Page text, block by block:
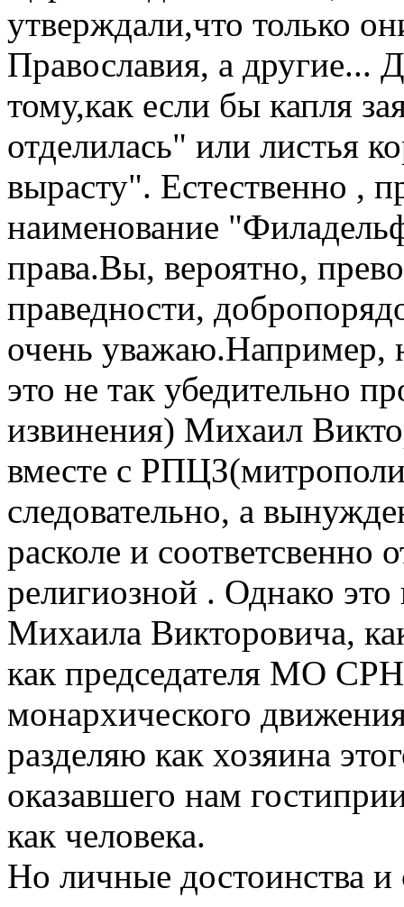
утверждали,что только
Православия, а другие...
тому,как если бы капля
отделилась" или листья
вырасту". Естественно ,
наименование
права.Вы, вероятно,
праведности,
очень уважаю.Например,
это не так убедительно
извинения) Михаил
вместе с
следовательно, а
расколе и соответсвенно
религиозной . Однако
Михаила Викторовича,
как председателя МО
монархического
разделяю как хозяина
оказавшего нам
как человека.
Но личные достоинства и